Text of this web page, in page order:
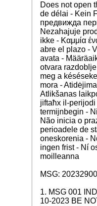
Does not open
de délai - Kein
предвижда
Nezahajuje
ikke - Καμμία
abre el plazo -
avata -
otvara
meg a
mora -
Atlikšanas
jiftaħx il-perijodi
termijnbegin -
Não inicia o
perioadele de
oneskorenia -
ingen frist - Ní
moilleanna
MSG:
1. MSG 001
10-2023 BE